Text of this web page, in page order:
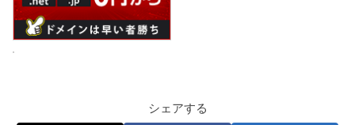
シェアする